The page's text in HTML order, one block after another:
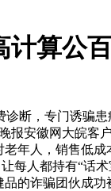
算公
诊断，专门诱
安徽网大皖客
人，销售低成
每人都持有“话
的诈骗团伙成